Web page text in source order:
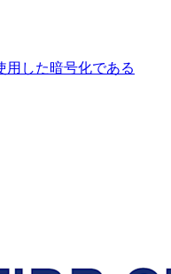
した暗号化である